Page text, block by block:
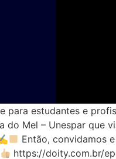
para estudantes e
Mel – Unespar
Então, convidamos
https://doity.com.br/